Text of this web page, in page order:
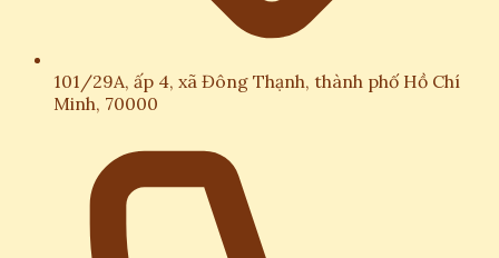
101/29A, ấp 4, xã Đông Thạnh, thành phố Hồ Chí
Minh, 70000